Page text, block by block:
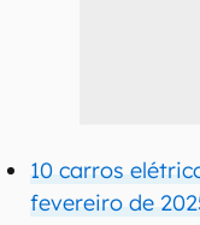
10 carros
fevereiro de